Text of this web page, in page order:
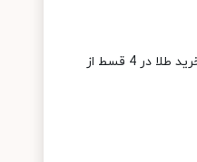
فرصت ویژه خرید طلا در 4 قسط از